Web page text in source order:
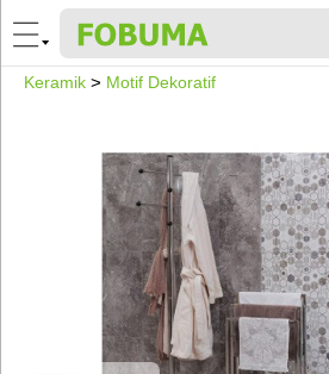
Keramik > Motif Dekoratif